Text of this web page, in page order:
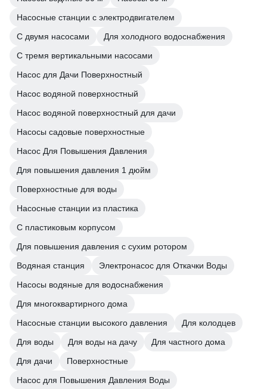
Насосные станции с электродвигателем
С двумя насосами
Для холодного водоснабжения
С тремя вертикальными насосами
Насос для Дачи Поверхностный
Насос водяной поверхностный
Насос водяной поверхностный для дачи
Насосы садовые поверхностные
Насос Для Повышения Давления
Для повышения давления 1 дюйм
Поверхностные для воды
Насосные станции из пластика
С пластиковым корпусом
Для повышения давления с сухим ротором
Водяная станция
Электронасос для Откачки Воды
Насосы водяные для водоснабжения
Для многоквартирного дома
Насосные станции высокого давления
Для колодцев
Для воды
Для воды на дачу
Для частного дома
Для дачи
Поверхностные
Насос для Повышения Давления Воды